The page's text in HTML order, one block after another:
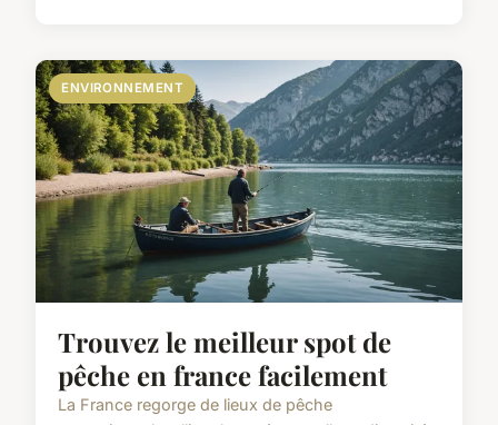
ENVIRONNEMENT
Trouvez le meilleur spot de
pêche en france facilement
La France regorge de lieux de pêche